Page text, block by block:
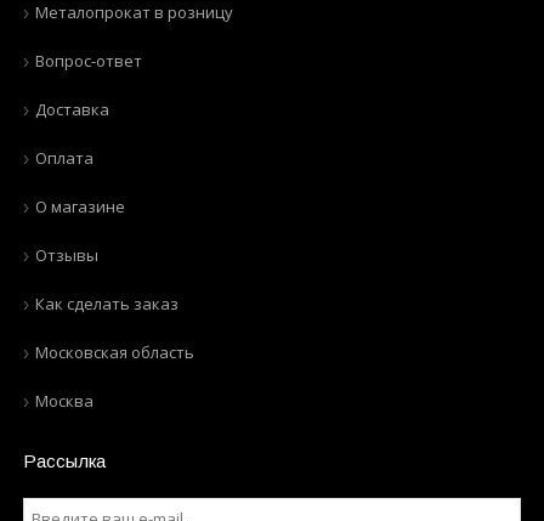
Металопрокат в розницу
Вопрос-ответ
Доставка
Оплата
О магазине
Отзывы
Как сделать заказ
Московская область
Москва
Рассылка